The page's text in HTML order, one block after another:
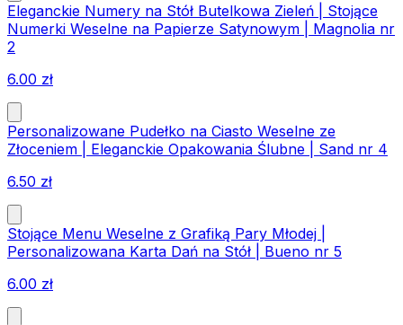
Eleganckie Numery na Stół Butelkowa Zieleń | Stojące
Numerki Weselne na Papierze Satynowym | Magnolia nr
2
6.00 zł
Personalizowane Pudełko na Ciasto Weselne ze
Złoceniem | Eleganckie Opakowania Ślubne | Sand nr 4
6.50 zł
Stojące Menu Weselne z Grafiką Pary Młodej |
Personalizowana Karta Dań na Stół | Bueno nr 5
6.00 zł